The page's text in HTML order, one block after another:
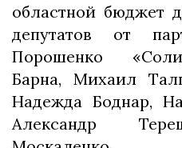
областной бюджет
депутатов от
Порошенко
Барна, Михаил
Надежда Боднар,
Александр